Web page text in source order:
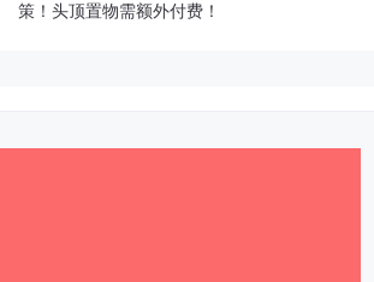
策！头顶置物需额外付费！